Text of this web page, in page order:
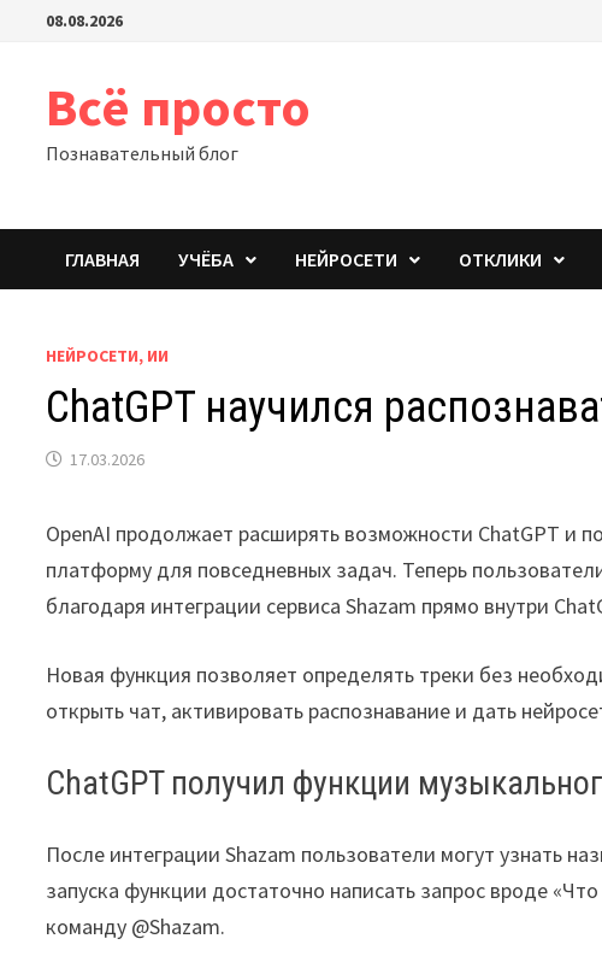
Перейти08.08.2026
Всё просто
Познавательный блог
ГЛАВНАЯ УЧЁБА НЕЙРОСЕТИ ОТКЛИКИ
НЕЙРОСЕТИ, ИИ
ChatGPT научился
17.03.2026
OpenAI продолжает расширять возможности ChatGPT и
платформу для повседневных задач. Теперь
благодаря интеграции сервиса Shazam прямо внутри
Новая функция позволяет определять треки без
открыть чат, активировать распознавание и дать
ChatGPT получил функции
После интеграции Shazam пользователи могут узнать
запуска функции достаточно написать запрос вроде
команду @Shazam.